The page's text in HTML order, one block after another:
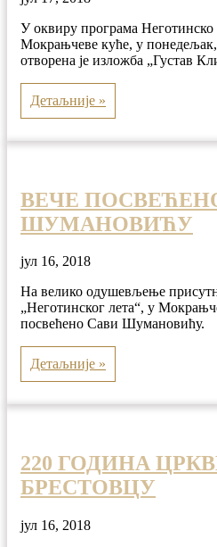
У оквиру програма Неготинско
Мокрањчеве куће, у понедељак,
отворена је изложба „Густав
Детаљније »
ВЕЧЕ
ШУМАНОВИЋУ
јул 16, 2018
На велико одушевљење
„Неготинског лета“, у
посвећено Сави Шумановићу.
Детаљније »
220 ГОДИНА
БРЕСТОВЦУ
јул 16, 2018